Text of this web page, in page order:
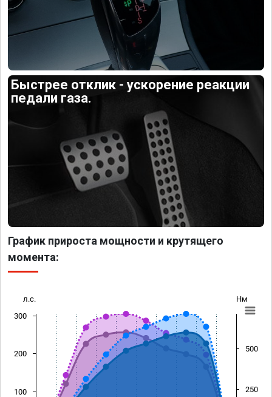
Быстрее отклик - ускорение реакции
педали газа.
График прироста мощности и крутящего
момента:
л.с. Нм
100
200
300
250
500